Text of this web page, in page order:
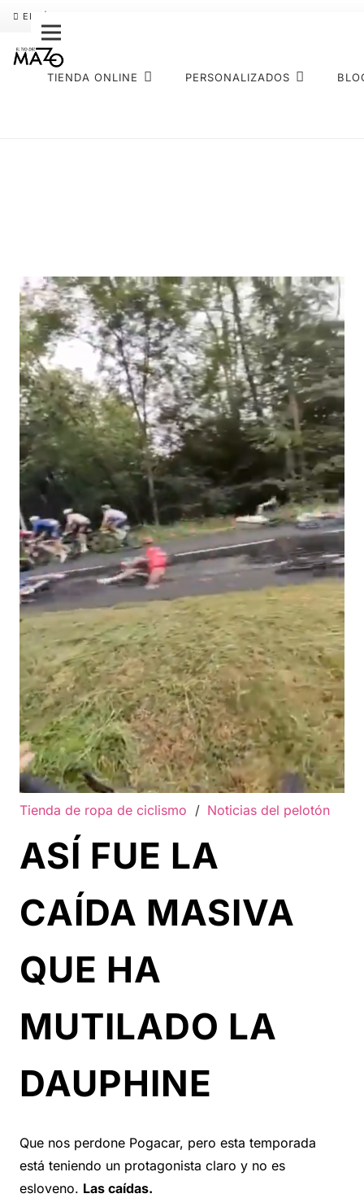
ENVÍO GRATIS
TIENDA ONLINE PERSONALIZADOS
Tienda de ropa de ciclismo / Noticias del pelotón
ASÍ FUE LA
CAÍDA MASIVA
QUE HA
MUTILADO LA
DAUPHINE
Que nos perdone Pogacar, pero esta temporada
está teniendo un protagonista claro y no es
esloveno. Las caídas.